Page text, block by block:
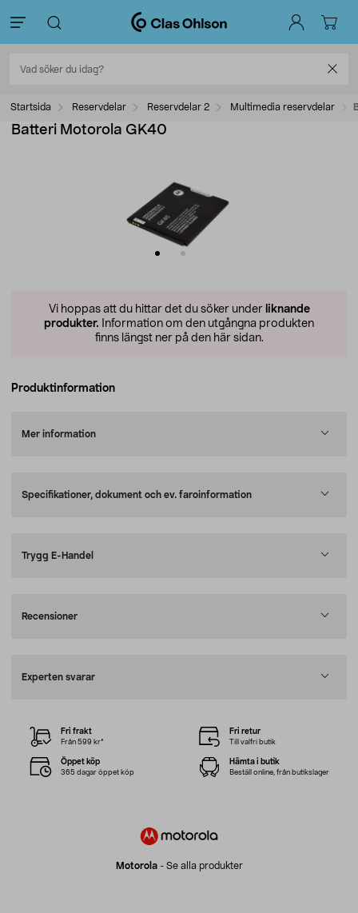
Startsida Reservdelar Reservdelar 2 Multimedia reservdelar
Batteri Motorola GK40
Vi hoppas att du hittar det du söker under liknande
produkter. Information om den utgångna produkten
finns längst ner på den här sidan.
Produktinformation
Mer information
Specifikationer, dokument och ev. faroinformation
Trygg E-Handel
Recensioner
Experten svarar
Motorola- Se alla produkter
Fri frakt
Från 599 kr*
Fri retur
Till valfri butik
Öppet köp
365 dagar öppet köp
Hämta i butik
Beställ online, från butikslager